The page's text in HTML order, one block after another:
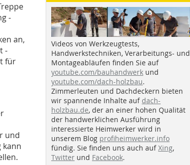
an,
für
und
kann
Videos von Werkzeugtests,
Handwerkstechniken, Verarbeitungs- und
Montageabläufen finden Sie auf
youtube.com/bauhandwerk und
youtube.com/dach-holzbau.
Zimmerleuten und Dachdeckern bieten
wir spannende Inhalte auf dach-
holzbau.de, der an einer hohen Qualität
der handwerklichen Ausführung
interessierte Heimwerker wird in
unserem Blog profiheimwerker.info
fündig. Sie finden uns auch aufXing,
Twitter und Facebook.